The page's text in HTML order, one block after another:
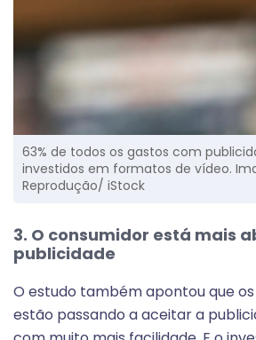
63% de todos os gastos com
investidos em formatos de vídeo.
Reprodução/ iStock
3. O consumidor está mais
publicidade
O estudo também apontou que
estão passando a aceitar a